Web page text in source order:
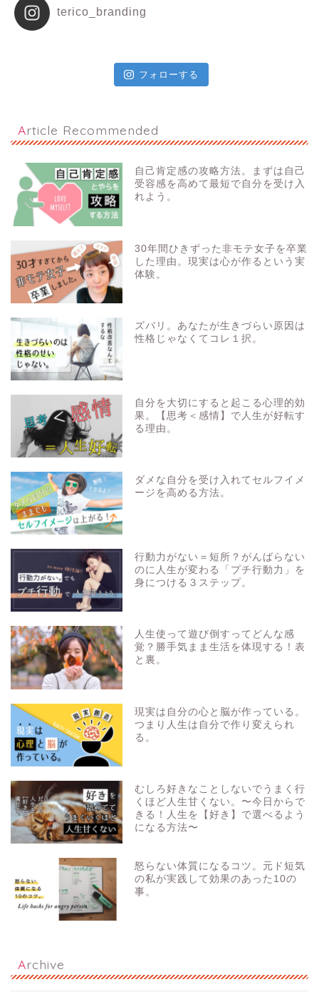
terico_branding
フォローする
Article Recommended
自己肯定感の攻略方法。まずは自己
受容感を高めて最短で自分を受け入
れよう。
30年間ひきずった非モテ女子を卒業
した理由。現実は心が作るという実
体験。
ズバリ。あなたが生きづらい原因は
性格じゃなくてコレ１択。
自分を大切にすると起こる心理的効
果。【思考＜感情】で人生が好転す
る理由。
ダメな自分を受け入れてセルフイメ
ージを高める方法。
行動力がない＝短所？がんばらない
のに人生が変わる「プチ行動力」を
身につける３ステップ。
人生使って遊び倒すってどんな感
覚？勝手気まま生活を体現する！表
と裏。
現実は自分の心と脳が作っている。
つまり人生は自分で作り変えられ
る。
むしろ好きなことしないでうまく行
くほど人生甘くない。〜今日からで
きる！人生を【好き】で選べるよう
になる方法〜
怒らない体質になるコツ。元ド短気
の私が実践して効果のあった10の
事。
Archive